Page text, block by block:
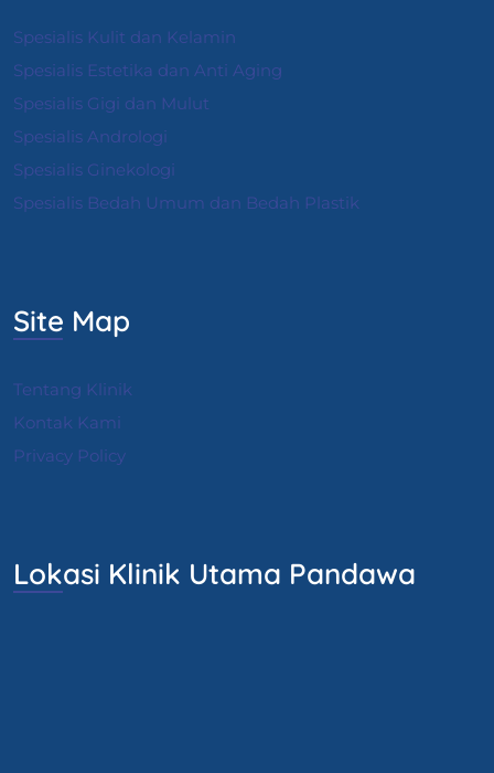
Spesialis Kulit dan Kelamin
Spesialis Estetika dan Anti Aging
Spesialis Gigi dan Mulut
Spesialis Andrologi
Spesialis Ginekologi
Spesialis Bedah Umum dan Bedah Plastik
Site Map
Tentang Klinik
Kontak Kami
Privacy Policy
Lokasi Klinik Utama Pandawa